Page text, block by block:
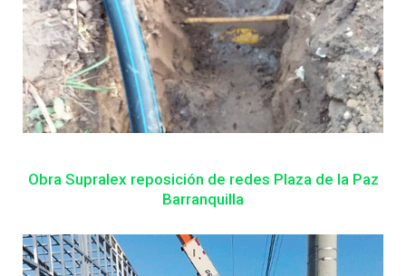
Obra Supralex reposición de redes Plaza de la Paz
Barranquilla